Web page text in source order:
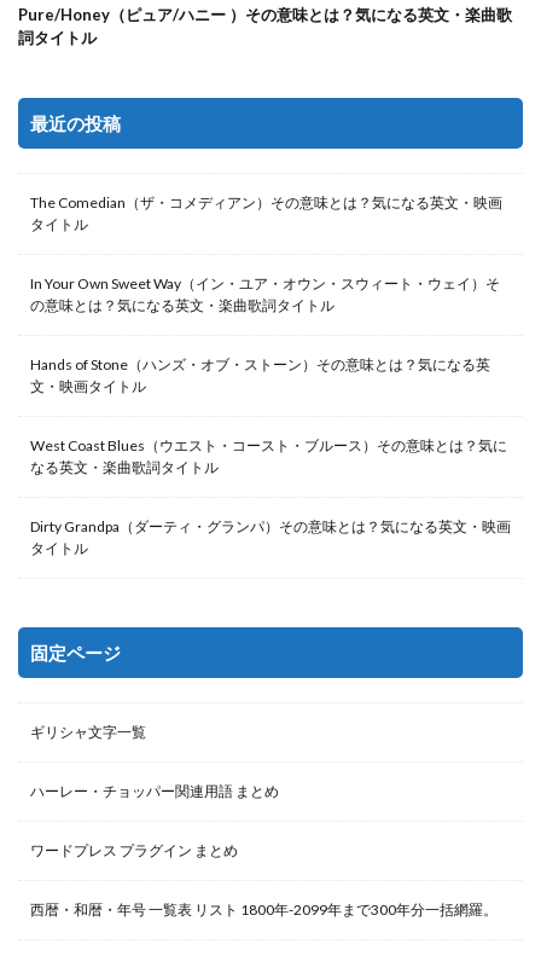
Pure/Honey（ピュア/ハニー ）その意味とは？気になる英文・楽曲歌
詞タイトル
最近の投稿
The Comedian（ザ・コメディアン）その意味とは？気になる英文・映画
タイトル
In Your Own Sweet Way（イン・ユア・オウン・スウィート・ウェイ）そ
の意味とは？気になる英文・楽曲歌詞タイトル
Hands of Stone（ハンズ・オブ・ストーン）その意味とは？気になる英
文・映画タイトル
West Coast Blues（ウエスト・コースト・ブルース）その意味とは？気に
なる英文・楽曲歌詞タイトル
Dirty Grandpa（ダーティ・グランパ）その意味とは？気になる英文・映画
タイトル
固定ページ
ギリシャ文字一覧
ハーレー・チョッパー関連用語 まとめ
ワードプレス プラグイン まとめ
西暦・和暦・年号 一覧表 リスト 1800年-2099年まで300年分一括網羅。